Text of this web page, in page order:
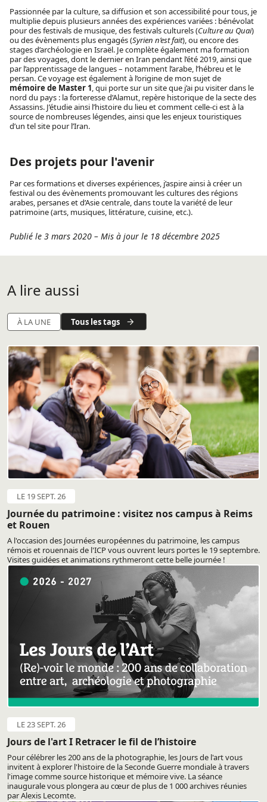
Passionnée par la culture, sa diffusion et son accessibilité pour tous, je
multiplie depuis plusieurs années des expériences variées : bénévolat
pour des festivals de musique, des festivals culturels (Culture au Quai)
ou des évènements plus engagés (Syrien n’est fait), ou encore des
stages d’archéologie en Israël. Je complète également ma formation
par des voyages, dont le dernier en Iran pendant l’été 2019, ainsi que
par l’apprentissage de langues – notamment l’arabe, l’hébreu et le
persan. Ce voyage est également à l’origine de mon sujet de
mémoire de Master 1, qui porte sur un site que j’ai pu visiter dans le
nord du pays : la forteresse d’Alamut, repère historique de la secte des
Assassins. J’étudie ainsi l’histoire du lieu et comment celle-ci est à la
source de nombreuses légendes, ainsi que les enjeux touristiques
d’un tel site pour l’Iran.
Des projets pour l'avenir
Par ces formations et diverses expériences, j’aspire ainsi à créer un
festival ou des évènements promouvant les cultures des régions
arabes, persanes et d’Asie centrale, dans toute la variété de leur
patrimoine (arts, musiques, littérature, cuisine, etc.).
Publié le 3 mars 2020 – Mis à jour le 18 décembre 2025
A lire aussi
À LA UNE Tous les tags
LE 19 SEPT. 26
Journée du patrimoine : visitez nos campus à Reims
et Rouen
A l'occasion des Journées européennes du patrimoine, les campus
rémois et rouennais de l'ICP vous ouvrent leurs portes le 19 septembre.
Visites guidées et animations rythmeront cette belle journée !
LE 23 SEPT. 26
Jours de l'art I Retracer le fil de l’histoire
Pour célébrer les 200 ans de la photographie, les Jours de l'art vous
invitent à explorer l'histoire de la Seconde Guerre mondiale à travers
l'image comme source historique et mémoire vive. La séance
inaugurale vous plongera au cœur de plus de 1 000 archives réunies
par Alexis Lecomte.